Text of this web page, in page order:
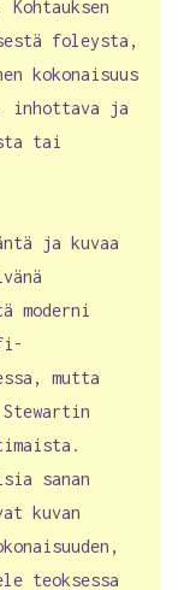
foleysta,
kokonaisuus
inhottava ja
tai
ja kuvaa
moderni
mutta
sanan
kuvan
teoksessa